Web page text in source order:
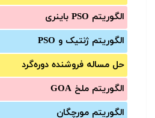
الگوریتم PSO باینری
الگوریتم ژنتیک و PSO
حل مساله فروشنده دوره‌گرد
الگوریتم ملخ GOA
الگوریتم مورچگان